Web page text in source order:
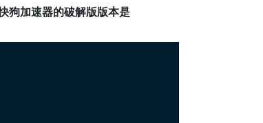
狗加速器的破解版版本是